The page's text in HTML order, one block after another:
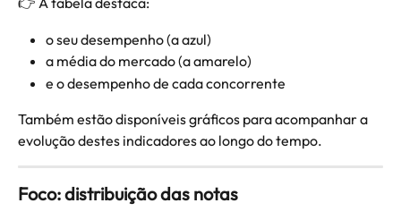
o seu desempenho (a azul)
a média do mercado (a amarelo)
e o desempenho de cada concorrente
Também estão disponíveis gráficos para acompanhar a
evolução destes indicadores ao longo do tempo.
Foco: distribuição das notas